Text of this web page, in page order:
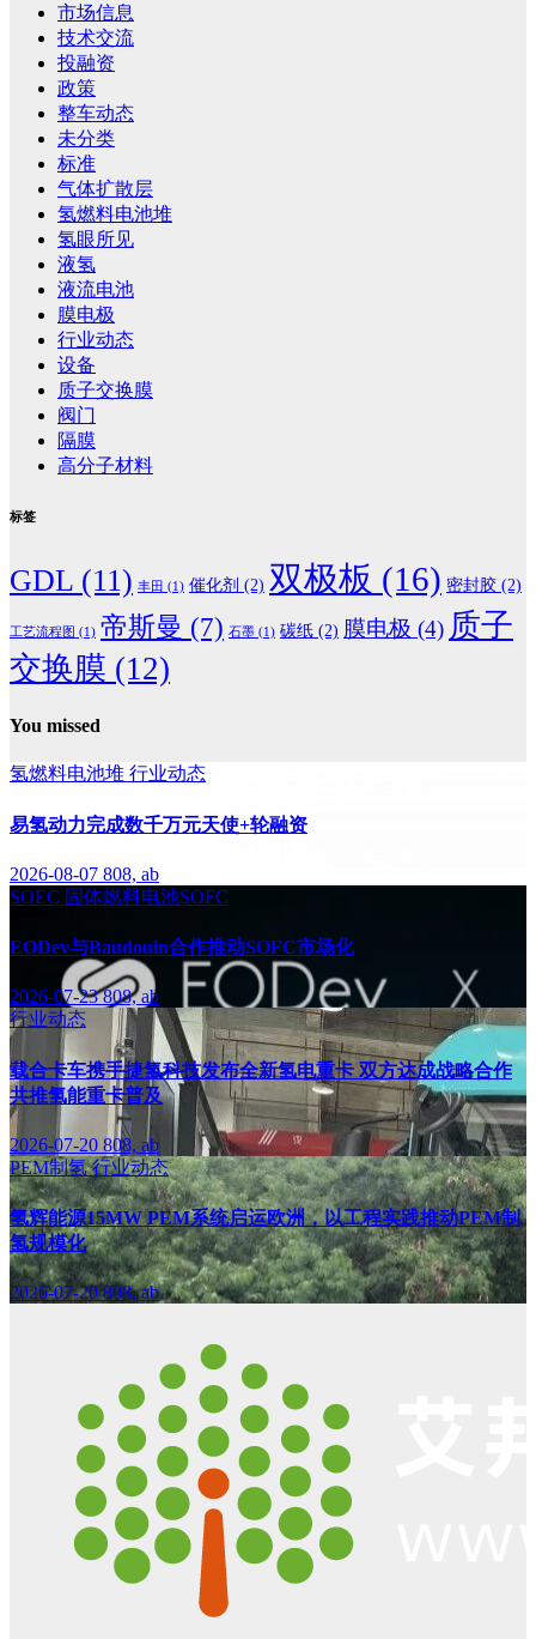
市场信息
技术交流
投融资
政策
整车动态
未分类
标准
气体扩散层
氢燃料电池堆
氢眼所见
液氢
液流电池
膜电极
行业动态
设备
质子交换膜
阀门
隔膜
高分子材料
标签
GDL (11) 丰田 (1) 催化剂 (2) 双极板 (16) 密封胶 (2)
工艺流程图 (1) 帝斯曼 (7) 石墨 (1) 碳纸 (2) 膜电极 (4) 质子
交换膜 (12)
You missed
氢燃料电池堆 行业动态
易氢动力完成数千万元天使+轮融资
2026-08-07 808, ab
SOEC 固体燃料电池SOFC
EODev与Baudouin合作推动SOFC市场化
2026-07-23808, ab
行业动态
载合卡车携手捷氢科技发布全新氢电重卡 双方达成战略合作
共推氢能重卡普及
2026-07-20 808, ab
PEM制氢行业动态
氢辉能源15MW PEM系统启运欧洲，以工程实践推动PEM制
氢规模化
2026-07-20808, ab